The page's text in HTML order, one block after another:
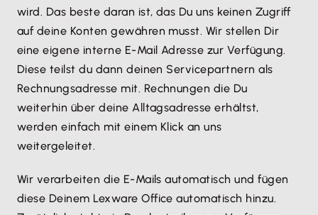
wird. Das beste daran ist, das Du uns keinen Zugriff
auf deine Konten gewähren musst. Wir stellen Dir
eine eigene interne E-Mail Adresse zur Verfügung.
Diese teilst du dann deinen Servicepartnern als
Rechnungsadresse mit. Rechnungen die Du
weiterhin über deine Alltagsadresse erhältst,
werden einfach mit einem Klick an uns
weitergeleitet.
Wir verarbeiten die E-Mails automatisch und fügen
diese Deinem Lexware Office automatisch hinzu.